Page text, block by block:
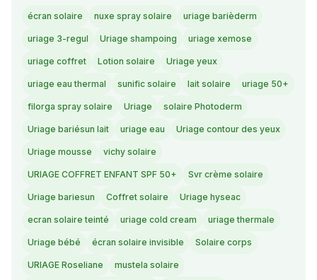
écran solaire nuxe spray solaire uriage barièderm
uriage 3-regul Uriage shampoing uriage xemose
uriage coffret Lotion solaire Uriage yeux
uriage eau thermal sunific solaire lait solaire uriage 50+
filorga spray solaire Uriage solaire Photoderm
Uriage bariésun lait uriage eau Uriage contour des yeux
Uriage mousse vichy solaire
URIAGE COFFRET ENFANT SPF 50+ Svr crème solaire
Uriage bariesun Coffret solaire Uriage hyseac
ecran solaire teinté uriage cold cream uriage thermale
Uriage bébé écran solaire invisible Solaire corps
URIAGE Roseliane mustela solaire